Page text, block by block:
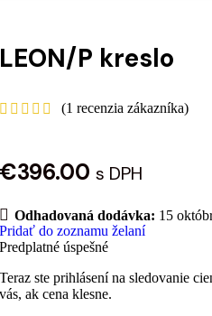
LEON/P kreslo
(1 recenzia zákazníka)
€396.00 s DPH
Odhadovaná dodávka: 15
Pridať do zoznamu želaní
Predplatné úspešné
Teraz ste prihlásení na sledovanie
vás, ak cena klesne.